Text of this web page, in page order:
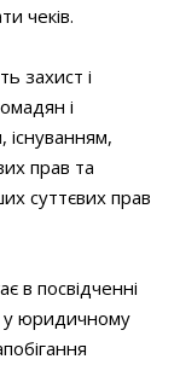
чеків.
захист і
і
існуванням,
прав та
суттєвих прав
в посвідченні
у юридичному